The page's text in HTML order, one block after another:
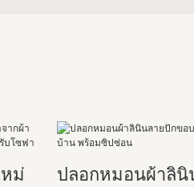
ม่
ปลอกหมอนผ้าลิ